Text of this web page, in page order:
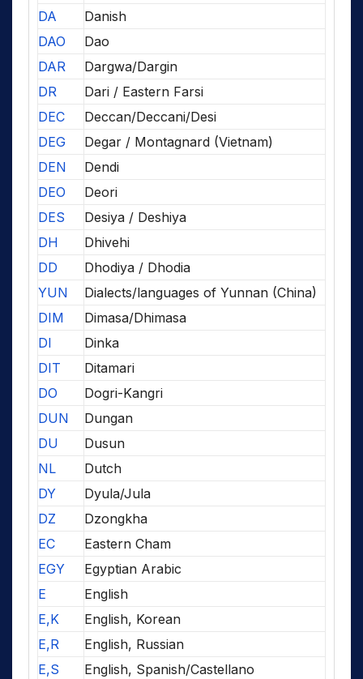
DA
Danish
DAO
Dao
DAR
Dargwa/Dargin
DR
Dari / Eastern Farsi
DEC
Deccan/Deccani/Desi
DEG
Degar / Montagnard (Vietnam)
DEN
Dendi
DEO
Deori
DES
Desiya / Deshiya
DH
Dhivehi
DD
Dhodiya / Dhodia
YUN
Dialects/languages of Yunnan (China)
DIM
Dimasa/Dhimasa
DI
Dinka
DIT
Ditamari
DO
Dogri-Kangri
DUN
Dungan
DU
Dusun
NL
Dutch
DY
Dyula/Jula
DZ
Dzongkha
EC
Eastern Cham
EGY
Egyptian Arabic
E
English
E,K
English, Korean
E,R
English, Russian
E,S
English, Spanish/Castellano